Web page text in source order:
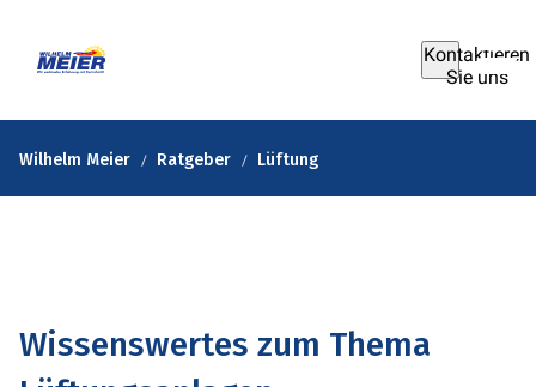
Kontaktieren
Sie uns
Wilhelm Meier Ratgeber Lüftung
Wissenswertes zum Thema